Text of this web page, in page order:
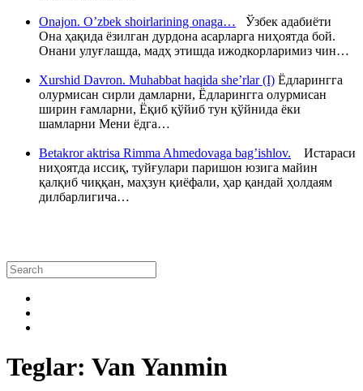
Onajon. O’zbek shoirlarining onaga… Ўзбек адабиёти
Она ҳақида ёзилган дурдона асарларга ниҳоятда бой.
Онани улуғлашда, мадҳ этишда ижодкорларимиз чин…
Xurshid Davron. Muhabbat haqida she’rlar (I) Ёдларингга
олурмисан сирли дамларни, Ёдларингга олурмисан
ширин ғамларни, Ёқиб қўйиб тун қўйнида ёки
шамларни Мени ёдга…
Betakror aktrisa Rimma Ahmedovaga bag’ishlov. Истараси
ниҳоятда иссиқ, туйғулари паришон юзига майин
қалқиб чиққан, маҳзун қиёфали, ҳар қандай ҳолдаям
дилбарлигича…
Teglar: Van Yanmin